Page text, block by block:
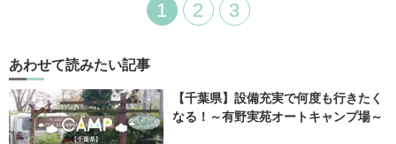
1 2 3
あわせて読みたい記事
【千葉県】設備充実で何度も行きたく
なる！～有野実苑オートキャンプ場～